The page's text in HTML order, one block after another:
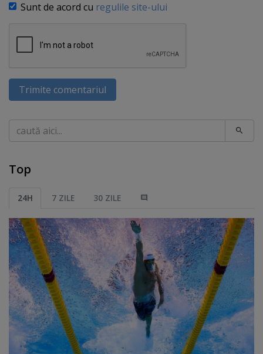
Sunt de acord cu regulile site-ului
Trimite comentariul
Caută
Top
24H 7 ZILE 30 ZILE